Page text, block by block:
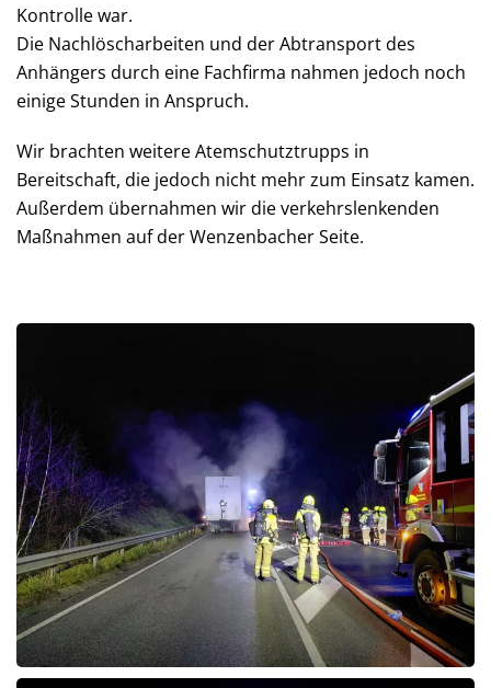
Kontrolle war.
Die Nachlöscharbeiten und der Abtransport des
Anhängers durch eine Fachfirma nahmen jedoch noch
einige Stunden in Anspruch.
Wir brachten weitere Atemschutztrupps in
Bereitschaft, die jedoch nicht mehr zum Einsatz kamen.
Außerdem übernahmen wir die verkehrslenkenden
Maßnahmen auf der Wenzenbacher Seite.